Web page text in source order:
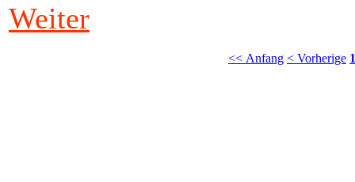
Weiter
<< Anfang < Vorherige 1